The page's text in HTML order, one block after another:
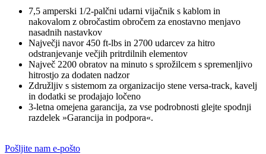
7,5 amperski 1/2-palčni udarni vijačnik s kablom in
nakovalom z obročastim obročem za enostavno menjavo
nasadnih nastavkov
Največji navor 450 ft-lbs in 2700 udarcev za hitro
odstranjevanje večjih pritrdilnih elementov
Največ 2200 obratov na minuto s sprožilcem s spremenljivo
hitrostjo za dodaten nadzor
Združljiv s sistemom za organizacijo stene versa-track, kavelj
in dodatki se prodajajo ločeno
3-letna omejena garancija, za vse podrobnosti glejte spodnji
razdelek »Garancija in podpora«.
Pošljite nam e-pošto